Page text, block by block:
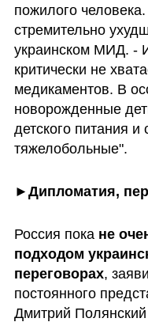
пожилого
стремительно
украинском МИД. -
критически не
медикаментов. В
новорожденные
детского питания и
тяжелобольные".
► Дипломатия,
Россия пока не
подходом
переговорах,
постоянного
Дмитрий